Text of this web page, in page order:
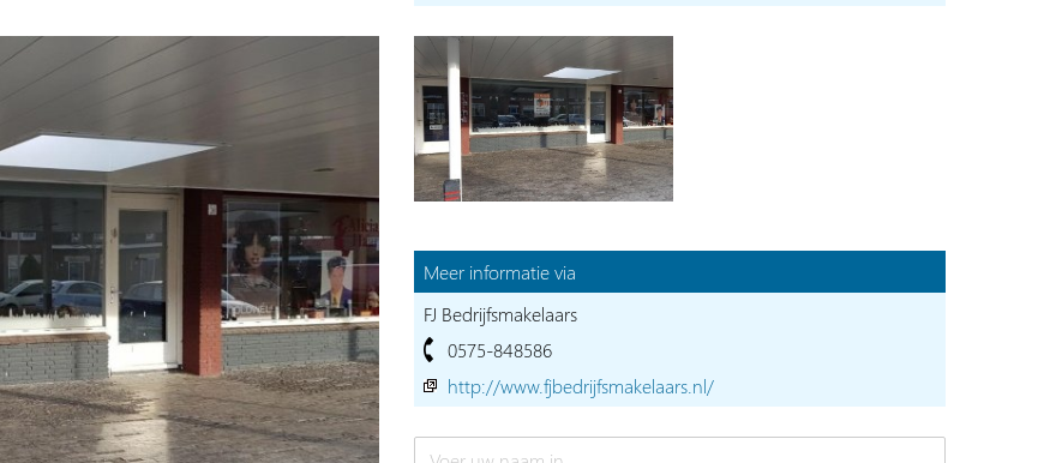
Meer informatie via
FJ Bedrijfsmakelaars
0575-848586
http://www.fjbedrijfsmakelaars.nl/